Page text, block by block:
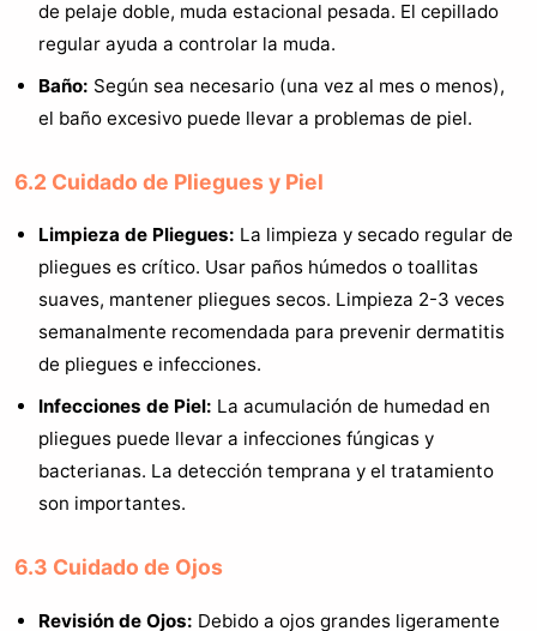
de pelaje doble, muda estacional pesada. El cepillado
regular ayuda a controlar la muda.
Baño: Según sea necesario (una vez al mes o menos),
el baño excesivo puede llevar a problemas de piel.
6.2 Cuidado de Pliegues y Piel
Limpieza de Pliegues: La limpieza y secado regular de
pliegues es crítico. Usar paños húmedos o toallitas
suaves, mantener pliegues secos. Limpieza 2-3 veces
semanalmente recomendada para prevenir dermatitis
de pliegues e infecciones.
Infecciones de Piel: La acumulación de humedad en
pliegues puede llevar a infecciones fúngicas y
bacterianas. La detección temprana y el tratamiento
son importantes.
6.3 Cuidado de Ojos
Revisión de Ojos: Debido a ojos grandes ligeramente